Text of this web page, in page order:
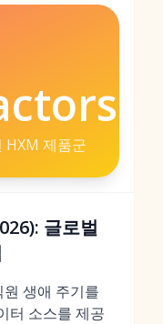
HXM 제품군
글로벌
생애 주기를
터 소스를 제공